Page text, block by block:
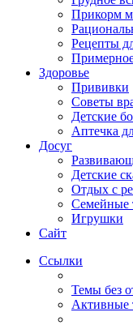
Прикорм
Рецепты
Здоровье
Прививки
Советы
Детские
Аптечка
Досуг
Детские
Отдых с
Семейные
Игрушки
Сайт
Ссылки
Темы без
Активные